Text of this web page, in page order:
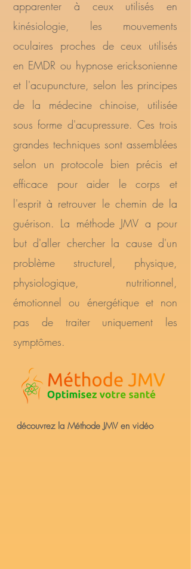
apparenter à ceux utilisés en
kinésiologie, les mouvements
oculaires proches de ceux utilisés
en EMDR ou hypnose ericksonienne
et l'acupuncture, selon les principes
de la médecine chinoise, utilisée
sous forme d'acupressure. Ces trois
grandes techniques sont assemblées
selon un protocole bien précis et
efficace pour aider le corps et
l'esprit à retrouver le chemin de la
guérison. La méthode JMV a pour
but d'aller chercher la cause d'un
problème structurel, physique,
physiologique, nutritionnel,
émotionnel ou énergétique et non
pas de traiter uniquement les
symptômes.
découvrez la Méthode JMV en vidéo